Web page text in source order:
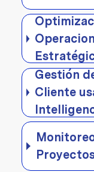
Gestión
Cliente